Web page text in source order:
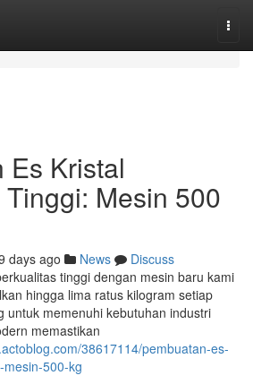
Es Kristal
Mesin 500
days ago News
Discuss
tinggi dengan mesin baru kami
hingga lima ratus kilogram setiap
untuk memenuhi kebutuhan industri
memastikan
38617114/pembuatan-es-
500-kg